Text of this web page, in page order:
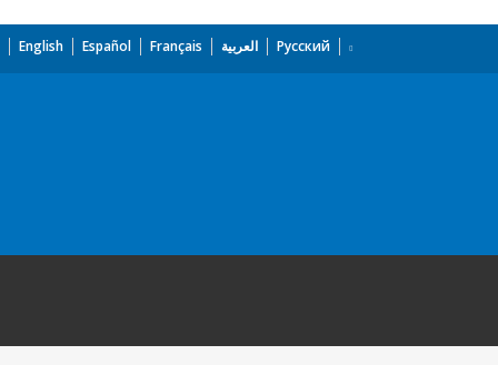
English Español Français العربية Русский